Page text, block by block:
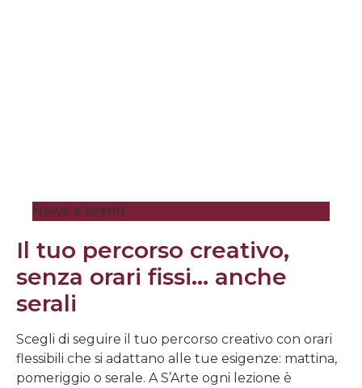
News e eventi
Il tuo percorso creativo,
senza orari fissi… anche
serali
Scegli di seguire il tuo percorso creativo con orari
flessibili che si adattano alle tue esigenze: mattina,
pomeriggio o serale. A S’Arte ogni lezione è